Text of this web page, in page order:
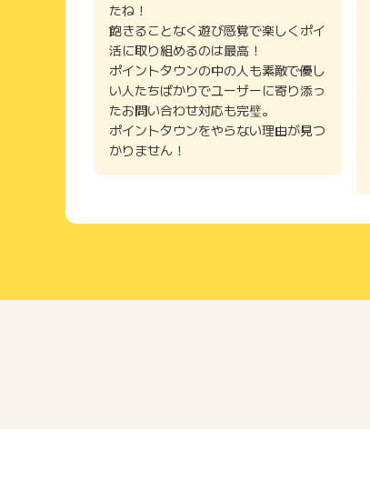
たね！
飽きることなく遊び感覚で楽しくポイ
活に取り組めるのは最高！
ポイントタウンの中の人も素敵で優し
い人たちばかりでユーザーに寄り添っ
たお問い合わせ対応も完璧。
ポイントタウンをやらない理由が見つ
かりません！